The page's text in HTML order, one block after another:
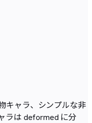
キャラ、シンプルな非
ラは deformed に分